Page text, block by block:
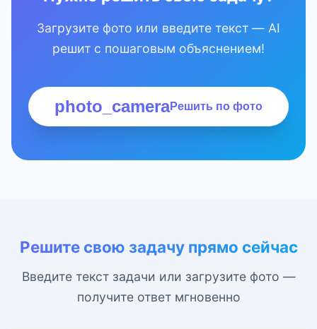
Загрузите фото или введите текст — AI
решит с пошаговым объяснением!
photo_cameraРешить по фото
Решите свою задачу прямо сейчас
Введите текст задачи или загрузите фото —
получите ответ мгновенно